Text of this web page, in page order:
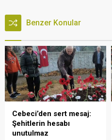
Benzer Konular
Cebeci’den sert mesaj:
Şehitlerin hesabı
unutulmaz